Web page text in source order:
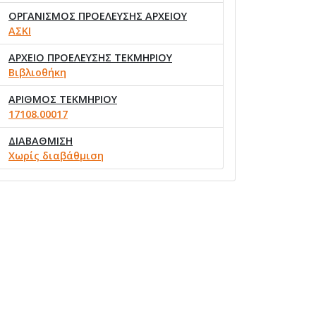
ΟΡΓΑΝΙΣΜΟΣ ΠΡΟΕΛΕΥΣΗΣ ΑΡΧΕΙΟΥ
ΑΣΚΙ
ΑΡΧΕΙΟ ΠΡΟΕΛΕΥΣΗΣ ΤΕΚΜΗΡΙΟΥ
Βιβλιοθήκη
ΑΡΙΘΜΟΣ ΤΕΚΜΗΡΙΟΥ
17108.00017
ΔΙΑΒΑΘΜΙΣΗ
Χωρίς διαβάθμιση